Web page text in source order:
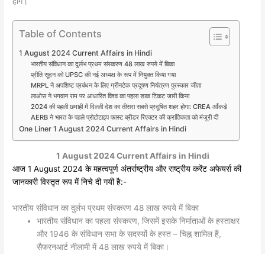
k
er
Table of Contents
1 August 2024 Current Affairs in Hindi
भारतीय संविधान का दुर्लभ प्रथम संस्करण 48 लाख रुपये में बिका
प्रीति सूदन को UPSC की नई अध्यक्ष के रूप में नियुक्त किया गया
MRPL ने अपशिष्ट प्रबंधन के लिए ग्रीनटेक प्रदूषण नियंत्रण पुरस्कार जीता
लाओस ने भगवान राम पर आधारित विश्व का पहला डाक टिकट जारी किया
2024 की पहली छमाही में दिल्ली देश का तीसरा सबसे प्रदूषित शहर होगा: CREA आँकड़े
AERB ने भारत के पहले प्रोटोटाइप फास्ट ब्रीडर रिएक्टर की क्रांतिकता को मंजूरी दी
One Liner 1 August 2024 Current Affairs in Hindi
1 August 2024Current Affairs in Hindi
आज 1 August 2024 के महत्वपूर्ण अंतर्राष्ट्रीय और राष्ट्रीय करेंट अफेयर्स की
जानकारी विस्तृत रूप में निचे दी गयी है:-
भारतीय संविधान का दुर्लभ प्रथम संस्करण 48 लाख रुपये में बिका
भारतीय संविधान का पहला संस्करण, जिसमें इसके निर्माताओं के हस्ताक्षर
और 1946 के संविधान सभा के सदस्यों के हस्त – चिह्न शामिल हैं,
सैफरनआर्ट नीलामी में 48 लाख रुपये में बिका।